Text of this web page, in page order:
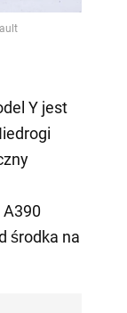
Y jest
środka na